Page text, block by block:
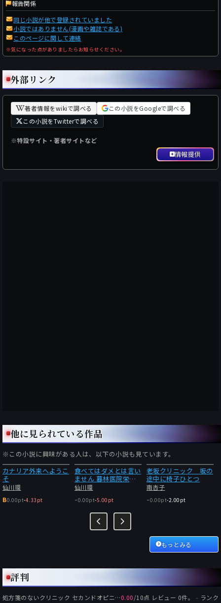
報告関係
同じ小説が他で登録されていました
小説ではありません(漫画や雑誌である)
このページに関して連絡
※気になった点がありましたらお知らせください。
外部リンク
著者情報をwikiで調べる
この小説をGoogleで調べる
この小説をTwitterで調べる
※特設サイト・著者サイトなど
情報提供
他に見られている作品
※この小説に興味がある人は、以下の小説も見ています。
カナリア外来へようこ
そ
仙川環
B0.00pt-4.33pt
食べてはダメとは言い
ません 暮林医院栄養
室
仙川環
-0.00pt-5.00pt
老坂クリニック 坂の
途中に椅子ひとつ
南杏子
-0.00pt-2.00pt
もっとみる
評判
処方箋のないクリニック セカンドオピニオン の評価:
0.00/10点 レビュー 0件。 - ランク